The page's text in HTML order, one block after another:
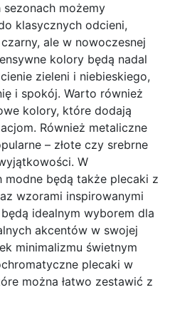
możemy
klasycznych odcieni,
ale w nowoczesnej
kolory będą nadal
zieleni i niebieskiego,
i spokój. Warto również
kolory, które dodają
Również metaliczne
– złote czy srebrne
W
modne będą także plecaki z
wzorami inspirowanymi
idealnym wyborem dla
akcentów w swojej
minimalizmu świetnym
plecaki w
można łatwo zestawić z